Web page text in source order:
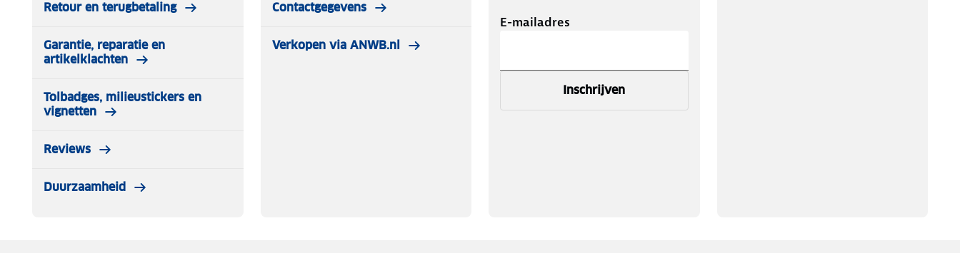
De SAVS LinkSmart serie biedt geavanceerde melders die onderling draadloos koppelbaar zijn
onder andere uit de S10-W rookmelder, C10-W koolmonoxidemelder en H10-W hittemelder.
Retour en terugbetaling
Garantie, reparatie en
artikelklachten
Tolbadges, milieustickers en
vignetten
Reviews
Duurzaamheid
Contactgegevens
Verkopen via ANWB.nl
E-mailadres
Inschrijven